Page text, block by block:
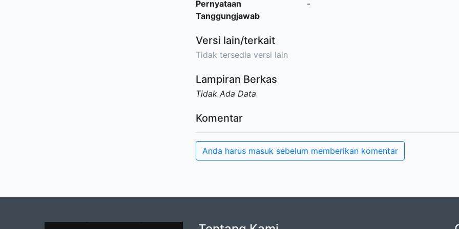
Pernyataan
Tanggungjawab
-
Versi lain/terkait
Tidak tersedia versi lain
Lampiran Berkas
Tidak Ada Data
Komentar
Anda harus masuk sebelum memberikan komentar